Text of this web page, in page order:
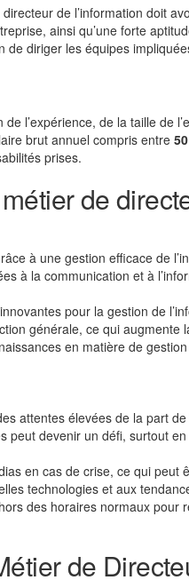
de l’information doit
ainsi qu’une forte
diriger les équipes
l’expérience, de la taille de
brut annuel compris entre
prises.
de
à une gestion efficace de
à la communication et à
pour la gestion de
générale, ce qui augmente
en matière de
attentes élevées de la part
peut devenir un défi, surtout
en cas de crise, ce qui peut
technologies et aux
des horaires normaux pour
de